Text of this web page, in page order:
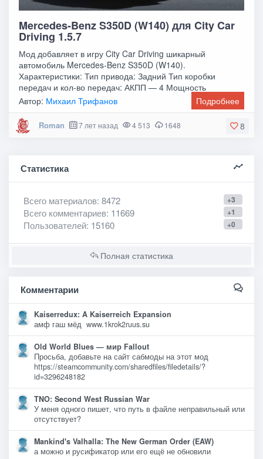
Mercedes-Benz S350D (W140) для City Car
Driving 1.5.7
Мод добавляет в игру City Car Driving шикарный
автомобиль Mercedes-Benz S350D (W140).
Характеристики: Тип привода: Задний Тип коробки
передач и кол-во передач: АКПП — 4 Мощность
двигателя, л.с.: 150
Автор: Михаил Трифанов Подробнее
8
Roman 7 лет назад 4 513 1648
Статистика
+3
Всего материалов: 8472
+1
Всего комментариев: 11669
+0
Пользователей: 15160
Полная статистика
Комментарии
Kaiserredux: A Kaiserreich Expansion
амф гаш мёд www.1krok2ruus.su
Old World Blues — мир Fallout
Просьба, добавьте на сайт сабмоды на этот мод
https://steamcommunity.com/sharedfiles/filedetails/?
id=3296248182
TNO: Second West Russian War
У меня одного пишет, что путь в файле неправильный или
отсутствует?
Mankind's Valhalla: The New German Order (EAW)
а можно и русификатор или его ещё не обновили